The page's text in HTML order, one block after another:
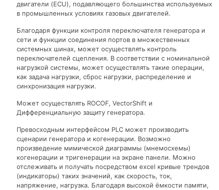
двигатели (ECU), подавляющего большинства используемых
в промышленных условиях газовых двигателей.
Благодаря функции контроля переключателя генератора и
сети и функции соединения портов в множественных
системных шинах, может осуществлять контроль
переключателей сцепления. В соответствии с номинальной
нагрузкой системы, может осуществлять такие операции,
как задача нагрузки, сброс нагрузки, распределение и
синхронизация нагрузки.
Может осуществлять ROCOF, VectorShift и
Дифференциальную защиту генератора.
Превосходным интерфейсом PLC может производить
сценарии генератора и когенерации. Возможно
произведение мимической диаграммы (мнемосхемы)
когенерации и тригенерации на экране панели. Можно
отслеживать и получать посредством excel кривые трендов
(индикаторы) таких значений, как скорость, ток,
напряжение, нагрузка. Благодаря высокой ёмкости памяти,